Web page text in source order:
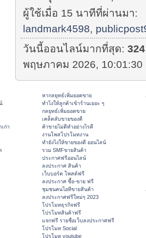
ผู้ใช้เมื่อ 15 นาทีที่ผ่านมา:
landmark4598,
วันนี้ออนไลน์มากที่สุด:324
พฤษภาคม 2026, 10:01:30
ก่า
หากลยุทธ์เพิ่มยอดขาย
ทําไงให้ลูกค้าเข้าร้านเยอะ ๆ
กลยุทธ์เพิ่มยอดขาย
เคล็ดลับขายของดี
ค้าขายไม่ดีทำอย่างไรดี
งานโพสโปรโมทงาน
ทํายังไงให้ขายของดี ออนไลน์
รวม SMFขายสินค้า
ประกาศฟรีออนไลน์
ลงประกาศ สินค้า
เว็บบอร์ด โพสต์ฟรี
ลงประกาศ ซื้อ-ขาย ฟรี
ชุมชนคนไอทีขายสินค้า
ลงประกาศฟรีใหม่ๆ 2023
โปรโมทธุรกิจฟรี
โปรโมทสินค้าฟรี
แจกฟรี รายชื่อเว็บลงประกาศฟรี
โปรโมท Social
โปรโมท youtube